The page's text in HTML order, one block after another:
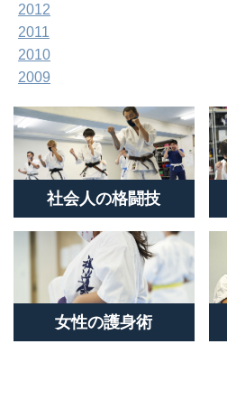
2012
2011
2010
2009
社会人の格闘技
女性の護身術